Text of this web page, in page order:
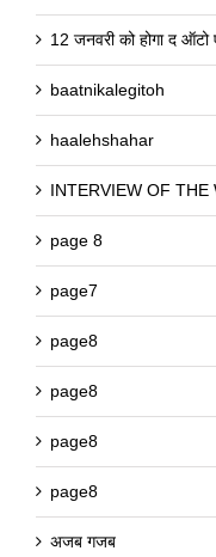
12 जनवरी को होगा द ऑटो
baatnikalegitoh
haalehshahar
INTERVIEW OF THE
page 8
page7
page8
page8
page8
page8
अजब गजब